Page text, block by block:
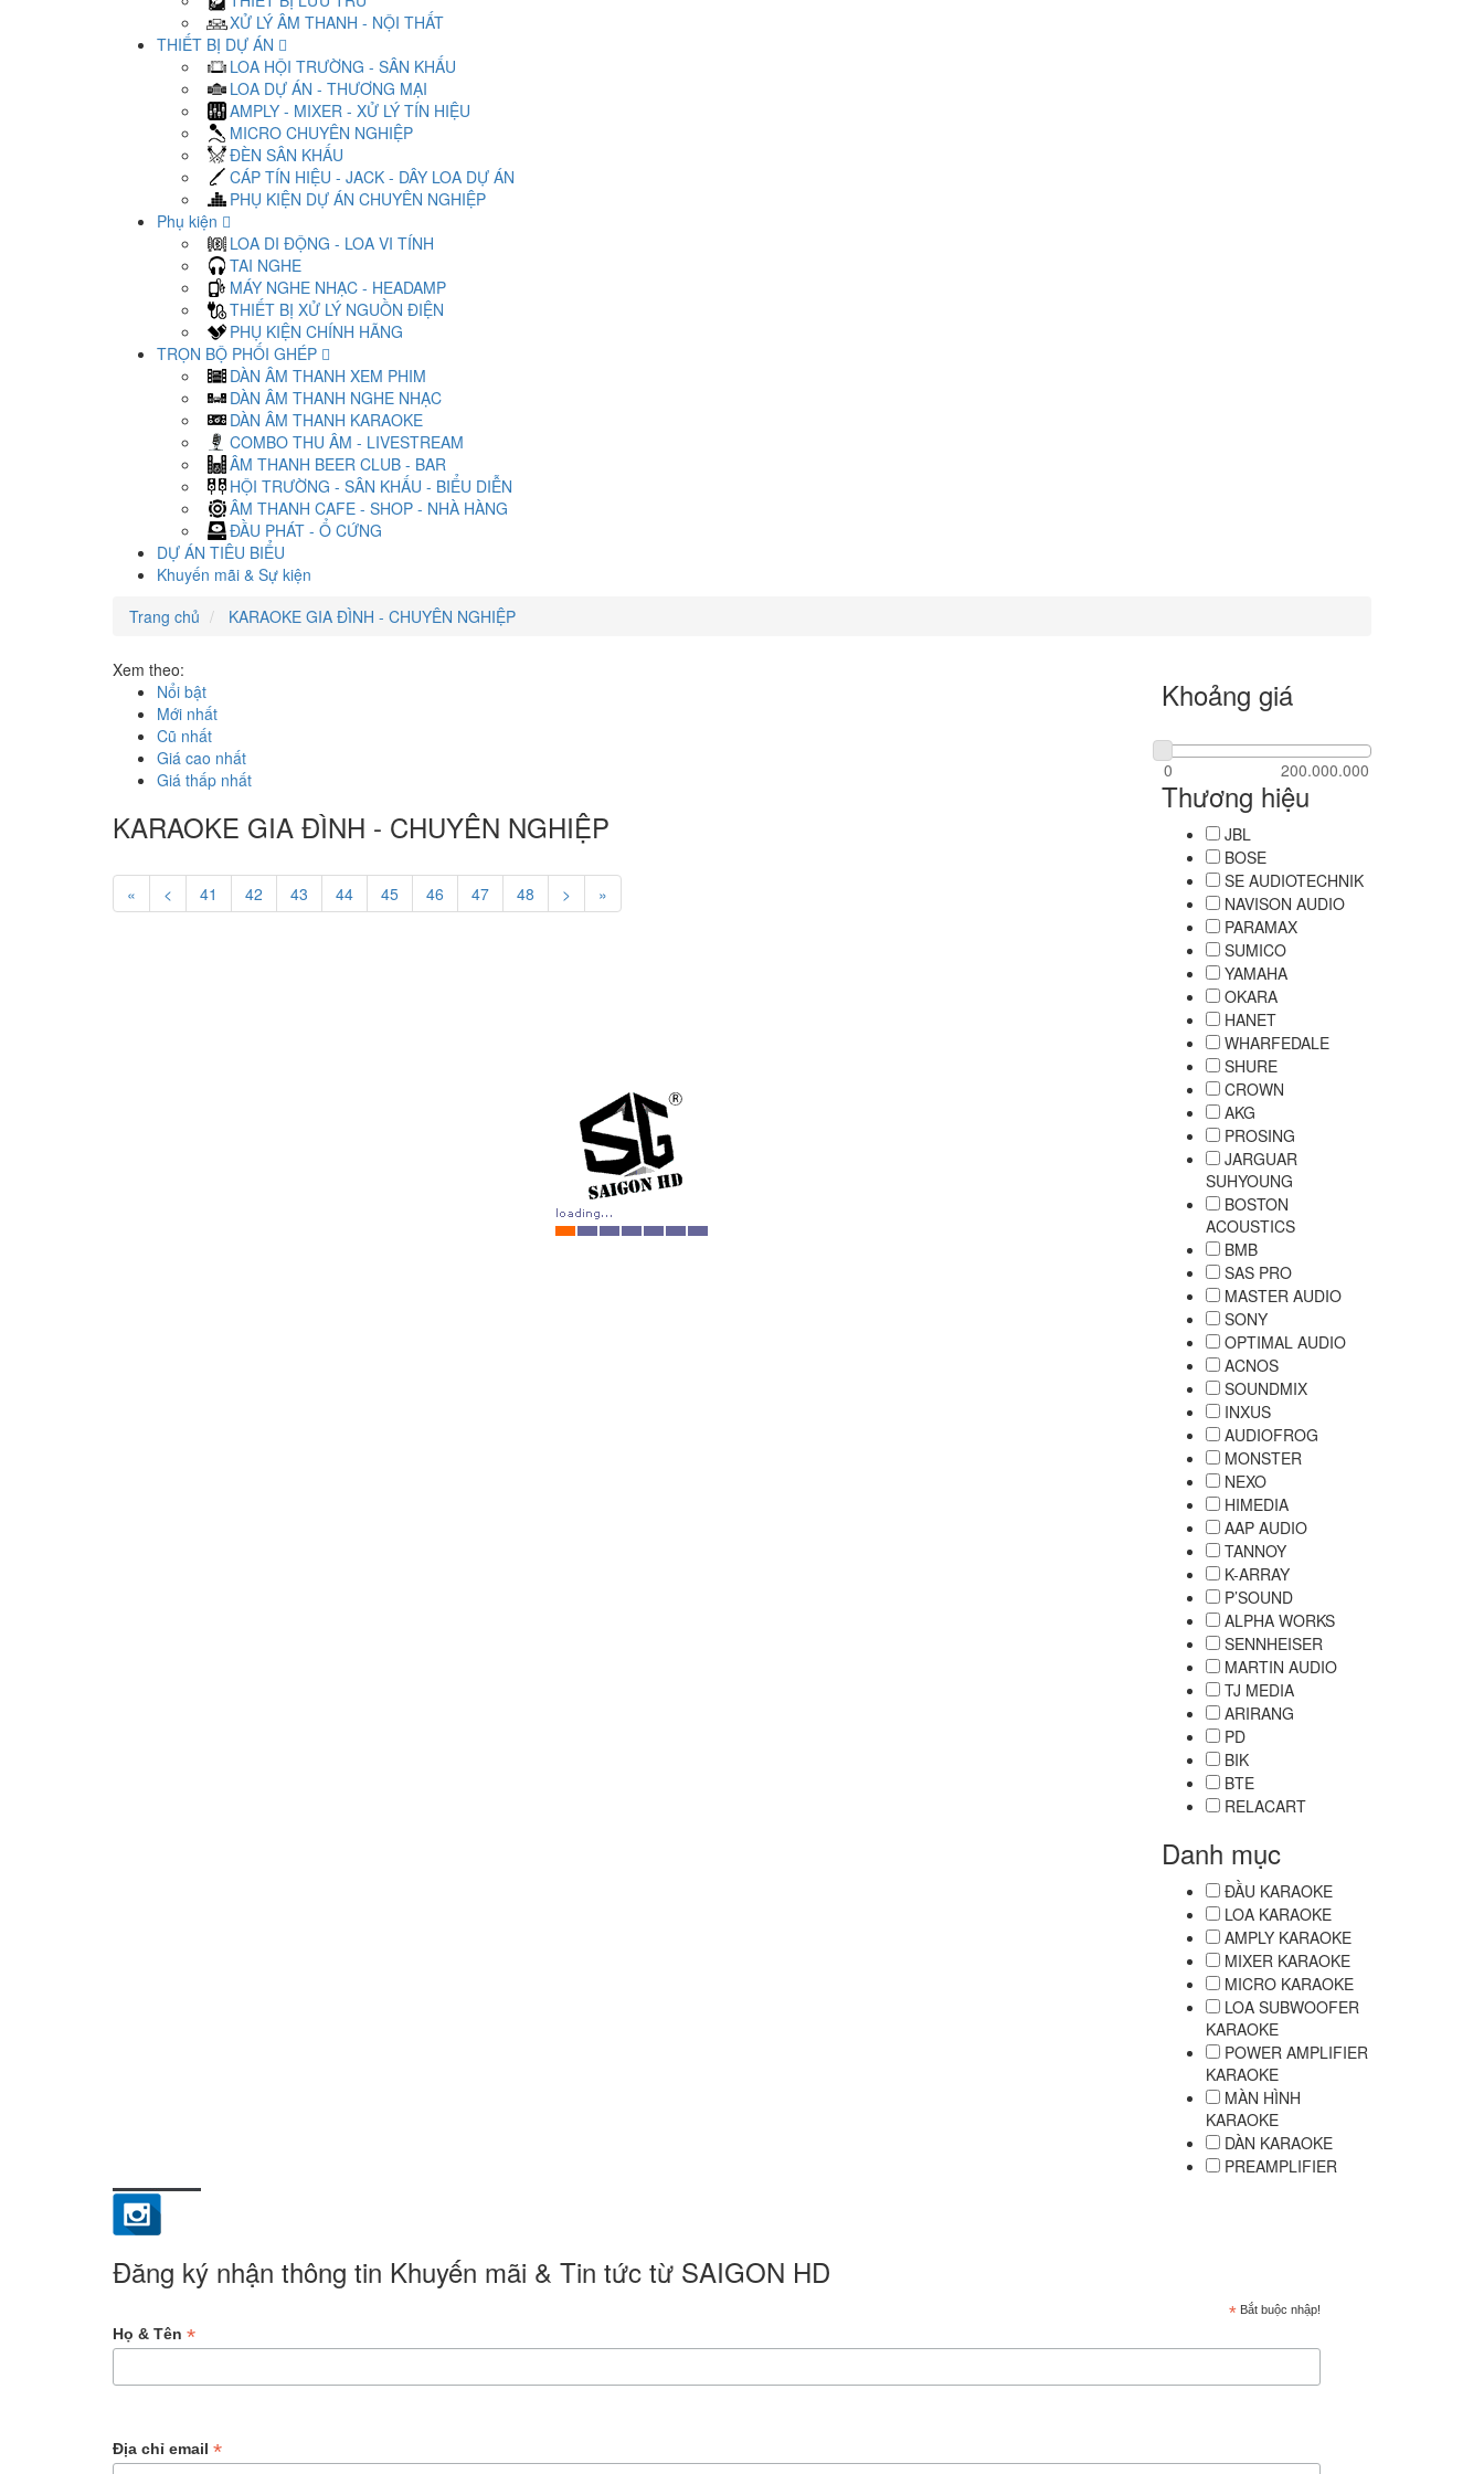
XỬ LÝ ÂM THANH - NỘI THẤT
THIẾT BỊ DỰ ÁN
LOA HỘI TRƯỜNG - SÂN KHẤU
LOA DỰ ÁN - THƯƠNG MẠI
AMPLY - MIXER - XỬ LÝ TÍN HIỆU
MICRO CHUYÊN NGHIỆP
ĐÈN SÂN KHẤU
CÁP TÍN HIỆU - JACK - DÂY LOA DỰ ÁN
PHỤ KIỆN DỰ ÁN CHUYÊN NGHIỆP
Phụ kiện
LOA DI ĐỘNG - LOA VI TÍNH
TAI NGHE
MÁY NGHE NHẠC - HEADAMP
THIẾT BỊ XỬ LÝ NGUỒN ĐIỆN
PHỤ KIỆN CHÍNH HÃNG
TRỌN BỘ PHỐI GHÉP
DÀN ÂM THANH XEM PHIM
DÀN ÂM THANH NGHE NHẠC
DÀN ÂM THANH KARAOKE
COMBO THU ÂM - LIVESTREAM
ÂM THANH BEER CLUB - BAR
HỘI TRƯỜNG - SÂN KHẤU - BIỂU DIỄN
ÂM THANH CAFE - SHOP - NHÀ HÀNG
ĐẦU PHÁT - Ổ CỨNG
DỰ ÁN TIÊU BIỂU
Khuyến mãi & Sự kiện
Trang chủ
KARAOKE GIA ĐÌNH - CHUYÊN NGHIỆP
Xem theo:
Nổi bật
Mới nhất
Cũ nhất
Giá cao nhất
Giá thấp nhất
KARAOKE GIA ĐÌNH - CHUYÊN NGHIỆP
« < 41 42 43 44 45 46 47 48 > »
Khoảng giá
Thương hiệu
JBL
BOSE
SE AUDIOTECHNIK
NAVISON AUDIO
PARAMAX
SUMICO
YAMAHA
OKARA
HANET
WHARFEDALE
SHURE
CROWN
AKG
PROSING
JARGUAR
SUHYOUNG
BOSTON
ACOUSTICS
BMB
SAS PRO
MASTER AUDIO
SONY
OPTIMAL AUDIO
ACNOS
SOUNDMIX
INXUS
AUDIOFROG
MONSTER
NEXO
HIMEDIA
AAP AUDIO
TANNOY
K-ARRAY
P’SOUND
ALPHA WORKS
SENNHEISER
MARTIN AUDIO
TJ MEDIA
ARIRANG
PD
BIK
BTE
RELACART
Danh mục
ĐẦU KARAOKE
LOA KARAOKE
AMPLY KARAOKE
MIXER KARAOKE
MICRO KARAOKE
LOA SUBWOOFER
KARAOKE
POWER AMPLIFIER
KARAOKE
MÀN HÌNH
KARAOKE
DÀN KARAOKE
PREAMPLIFIER
Đăng ký nhận thông tin Khuyến mãi & Tin tức từ SAIGON HD
* Bắt buộc nhập!
Họ & Tên *
Địa chỉ email *